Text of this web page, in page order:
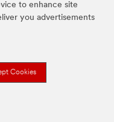
to enhance site
you advertisements
Cookies